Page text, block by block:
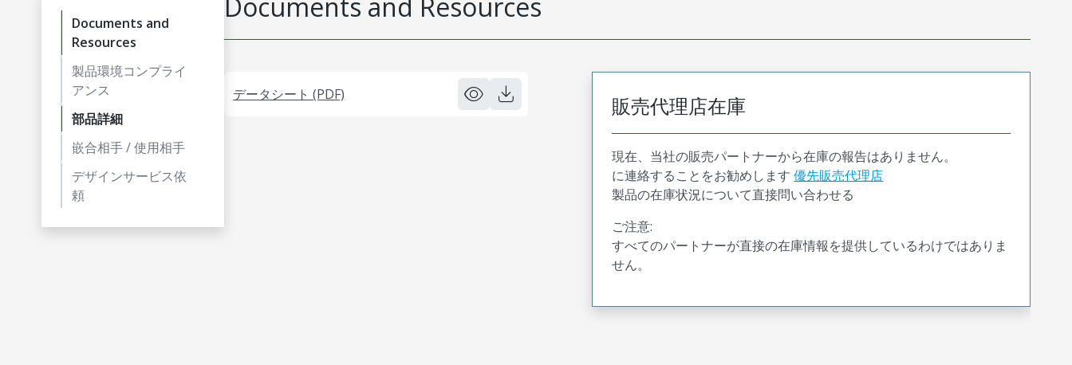
Documents and
Resources
製品環境コンプライ
アンス
部品詳細
嵌合相手 / 使用相手
デザインサービス依
頼
Documents and Resources
データシート (PDF) 販売代理店在庫
現在、当社の販売パートナーから在庫の報告はありません。
に連絡することをお勧めします 優先販売代理店
製品の在庫状況について直接問い合わせる
ご注意:
すべてのパートナーが直接の在庫情報を提供しているわけではありま
せん。